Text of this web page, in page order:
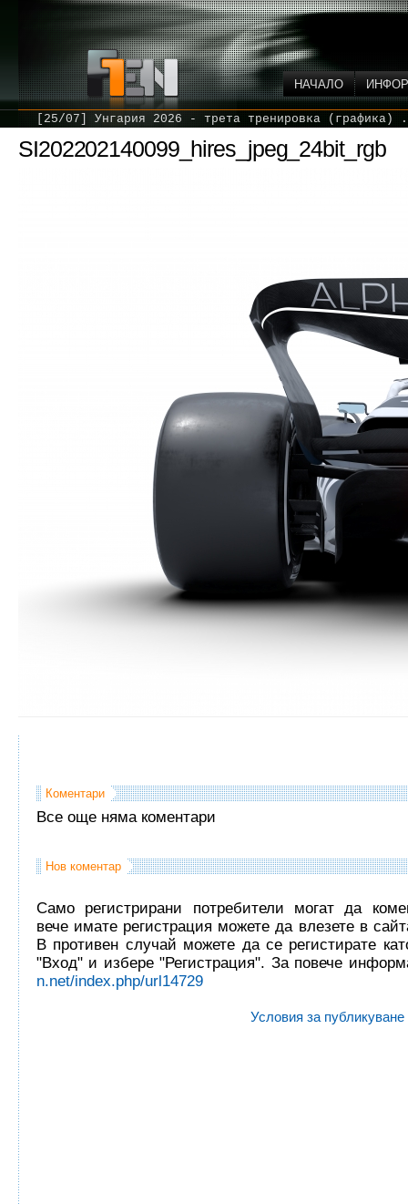
НАЧАЛО
[25/07] Унгария 2026 - трета тренировка
SI202202140099_hires_jpeg_24bit_rgb
Коментари
Все още няма коментари
Нов коментар
Само регистрирани потребители могат да
вече имате регистрация можете да влезете в
В противен случай можете да се регистирате
"Вход" и избере "Регистрация". За повече
n.net/index.php/url14729
Условия за